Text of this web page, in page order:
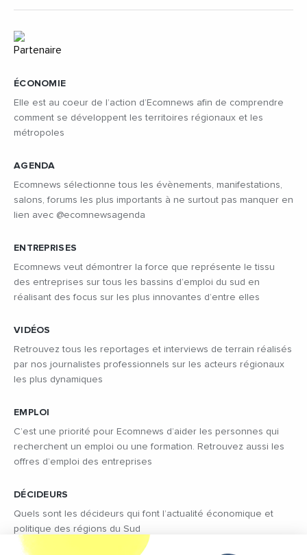
ÉCONOMIE
Elle est au coeur de l’action d’Ecomnews afin de comprendre
comment se développent les territoires régionaux et les
métropoles
AGENDA
Ecomnews sélectionne tous les évènements, manifestations,
salons, forums les plus importants à ne surtout pas manquer en
lien avec @ecomnewsagenda
ENTREPRISES
Ecomnews veut démontrer la force que représente le tissu
des entreprises sur tous les bassins d’emploi du sud en
réalisant des focus sur les plus innovantes d’entre elles
VIDÉOS
Retrouvez tous les reportages et interviews de terrain réalisés
par nos journalistes professionnels sur les acteurs régionaux
les plus dynamiques
EMPLOI
C’est une priorité pour Ecomnews d’aider les personnes qui
recherchent un emploi ou une formation. Retrouvez aussi les
offres d’emploi des entreprises
DÉCIDEURS
Quels sont les décideurs qui font l’actualité économique et
politique des régions du Sud